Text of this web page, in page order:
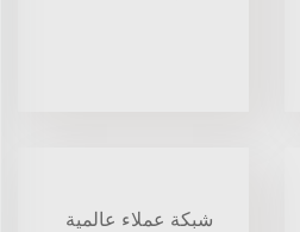
شبكة عملاء عالمية